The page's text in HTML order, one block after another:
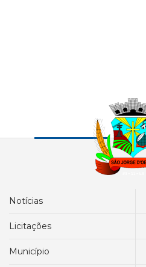
notícias
licitações
município